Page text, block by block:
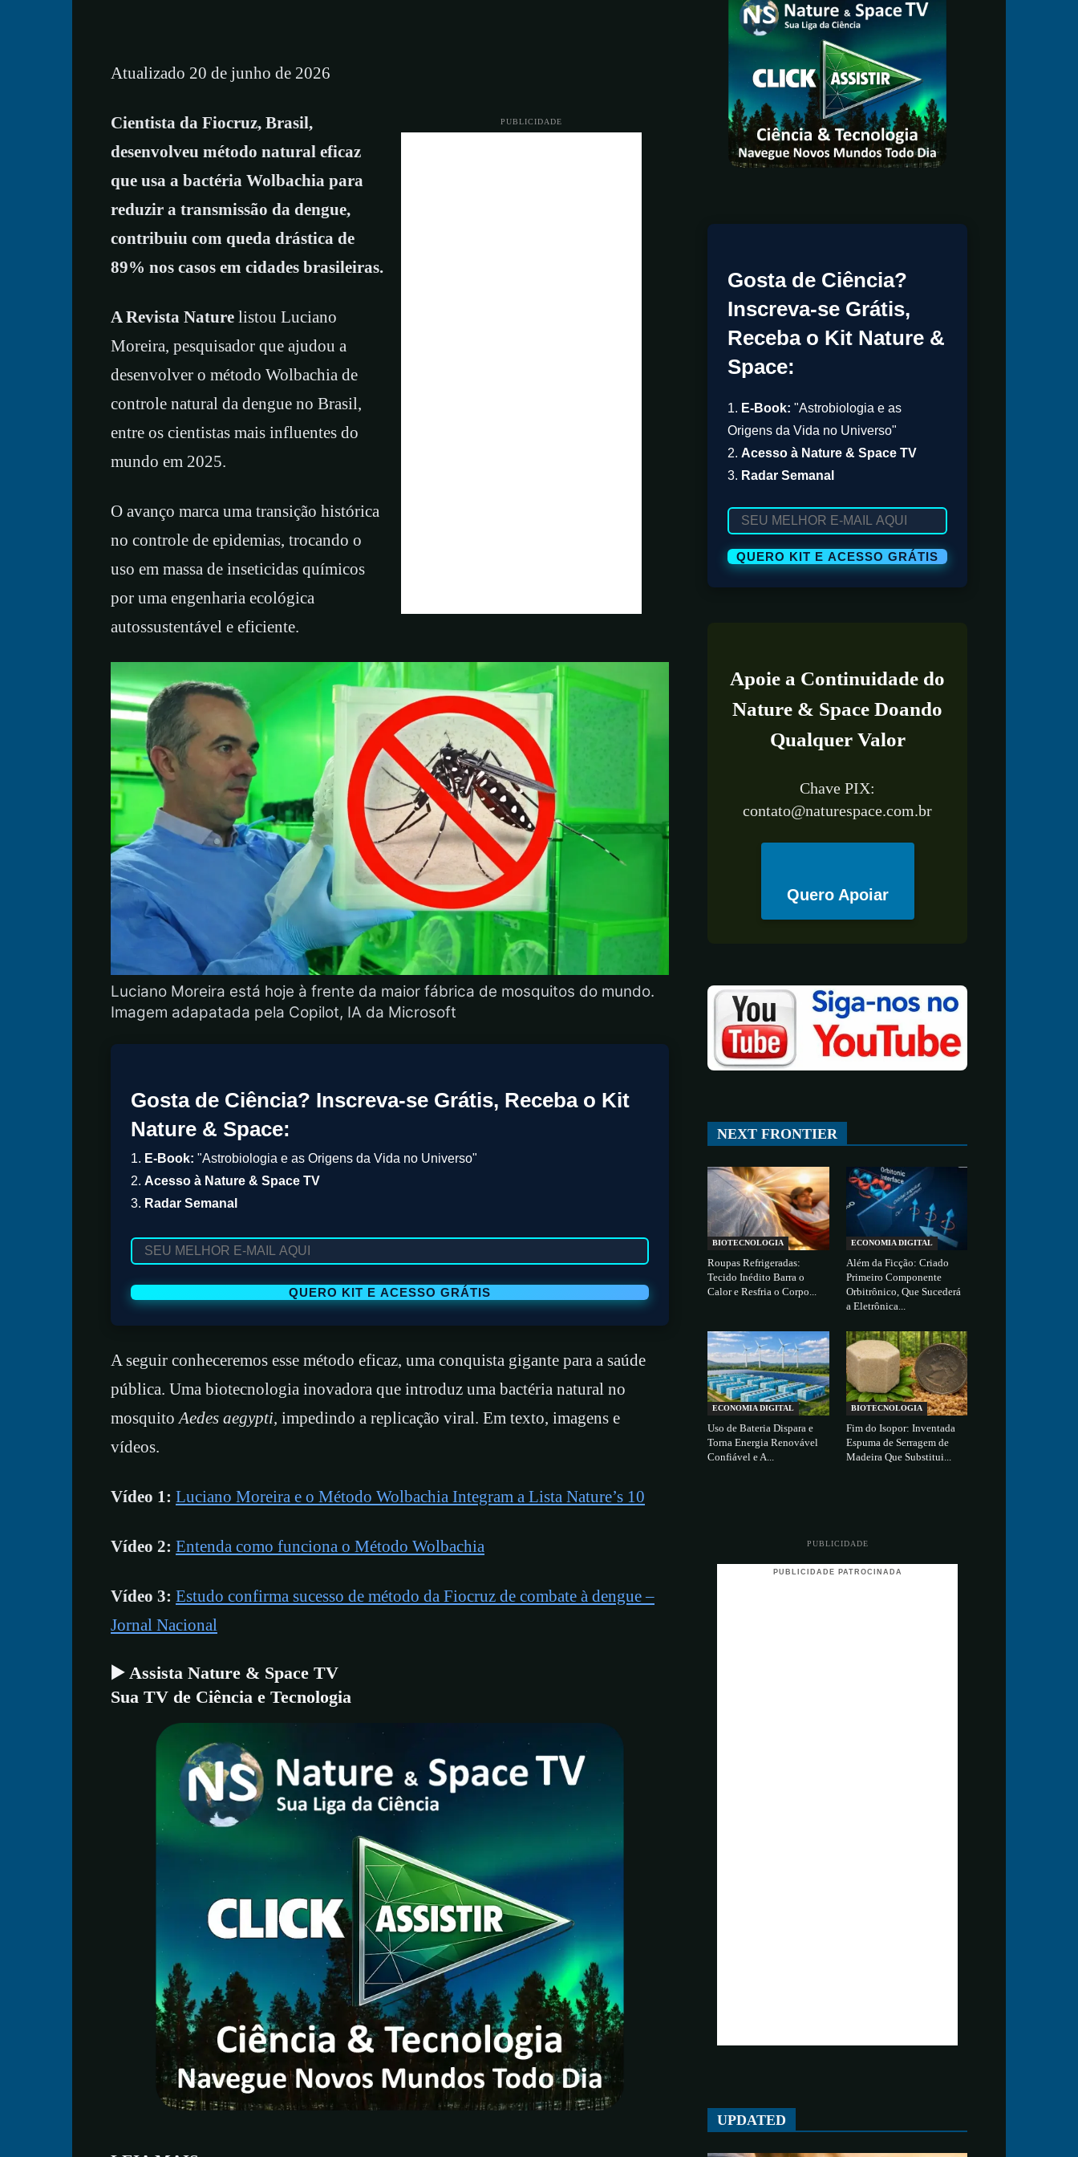
Atualizado 20 de junho de 2026
PUBLICIDADE
Cientista da Fiocruz, Brasil,
desenvolveu método natural eficaz
que usa a bactéria Wolbachia para
reduzir a transmissão da dengue,
contribuiu com queda drástica de
89% nos casos em cidades brasileiras.
A Revista Nature listou Luciano
Moreira, pesquisador que ajudou a
desenvolver o método Wolbachia de
controle natural da dengue no Brasil,
entre os cientistas mais influentes do
mundo em 2025.
O avanço marca uma transição histórica
no controle de epidemias, trocando o
uso em massa de inseticidas químicos
por uma engenharia ecológica
autossustentável e eficiente.
Luciano Moreira está hoje à frente da maior fábrica de mosquitos do mundo.
Imagem adapatada pela Copilot, IA da Microsoft
Gosta de Ciência? Inscreva-se Grátis, Receba o Kit
Nature & Space:
1. E-Book: "Astrobiologia e as Origens da Vida no Universo"
2. Acesso à Nature & Space TV
3. Radar Semanal
A seguir conheceremos esse método eficaz, uma conquista gigante para a saúde
pública. Uma biotecnologia inovadora que introduz uma bactéria natural no
mosquito Aedes aegypti, impedindo a replicação viral. Em texto, imagens e
vídeos.
Vídeo 1: Luciano Moreira e o Método Wolbachia Integram a Lista Nature’s 10
Vídeo 2: Entenda como funciona o Método Wolbachia
Vídeo 3: Estudo confirma sucesso de método da Fiocruz de combate à dengue –
Jornal Nacional
▶️ Assista Nature & Space TV
Sua TV de Ciência e Tecnologia
Gosta de Ciência?
Inscreva-se Grátis,
Receba o Kit Nature &
Space:
1. E-Book: "Astrobiologia e as
Origens da Vida no Universo"
2. Acesso à Nature & Space TV
3. Radar Semanal
Apoie a Continuidade do
Nature & Space Doando
Qualquer Valor
Chave PIX:
contato@naturespace.com.br
Quero Apoiar
NEXT FRONTIER
BIOTECNOLOGIA
Roupas Refrigeradas:
Tecido Inédito Barra o
Calor e Resfria o Corpo...
ECONOMIA DIGITAL
Além da Ficção: Criado
Primeiro Componente
Orbitrônico, Que Sucederá
a Eletrônica...
ECONOMIA DIGITAL
Uso de Bateria Dispara e
Torna Energia Renovável
Confiável e A...
BIOTECNOLOGIA
Fim do Isopor: Inventada
Espuma de Serragem de
Madeira Que Substitui...
PUBLICIDADE
PUBLICIDADE PATROCINADA
UPDATED